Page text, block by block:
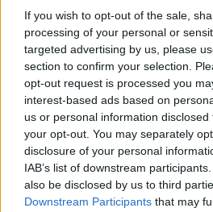
If you wish to opt-out of the sale,
processing of your personal or
targeted advertising by us, please
section to confirm your selection.
opt-out request is processed you
interest-based ads based on
us or personal information
your opt-out. You may separately
disclosure of your personal
IAB’s list of downstream
also be disclosed by us to third
Downstream Participants that may
Non avere e non essere
Armiamoci e... avviatevi
Da Capodanno a Carnevale
Schizzi di fango
Sor-riso amaro
Fine anno al ristorante
La festa di Capodanno
Natale 2024
Re e regnanti
A noi interessa il dito non la luna
Come rubare allo stato e vivere felici
Una performance
Il compagno